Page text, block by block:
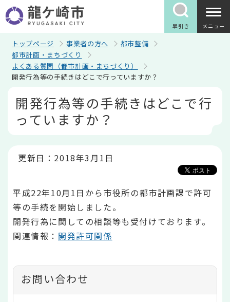
の
ペ
早引き メニュー
トップページ 事業者の方へ
都市整備
都市計画・まちづくり
よくある質問（都市計画・まちづくり）
開発行為等の手続きはどこで行っていますか？
開発行為等の手続きはどこで行
っていますか？
更新日：2018年3月1日
平成22年10月1日から市役所の都市計画課で許可
等の手続を開始しました。
開発行為に関しての相談等も受付けております。
関連情報： 開発許可関係
お問い合わせ